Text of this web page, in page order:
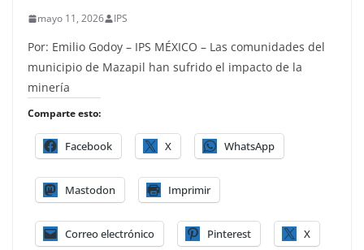
mayo 11, 2026 IPS
Por: Emilio Godoy – IPS MÉXICO – Las comunidades del
municipio de Mazapil han sufrido el impacto de la
minería
Comparte esto:
Facebook X WhatsApp
Mastodon Imprimir
Correo electrónico Pinterest X